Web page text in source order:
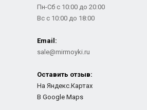
Пн-Сб с 10:00 до 20:00
Вс с 10:00 до 18:00
Email:
sale@mirmoyki.ru
Оставить отзыв:
На Яндекс.Картах
В Google Maps